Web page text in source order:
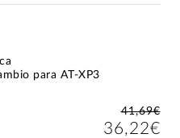
para AT-XP3
41,69€
36,22€